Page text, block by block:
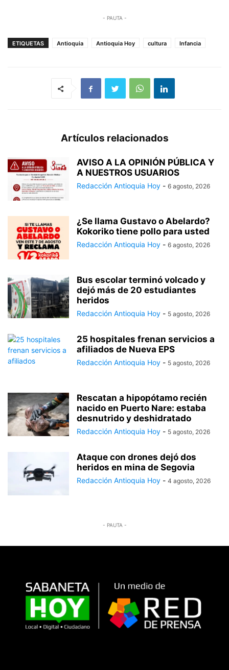
- PAUTA -
ETIQUETAS Antioquia Antioquia Hoy cultura Infancia
Artículos relacionados
AVISO A LA OPINIÓN PÚBLICA Y
A NUESTROS USUARIOS
Redacción Antioquia Hoy - 6 agosto, 2026
¿Se llama Gustavo o Abelardo?
Kokoriko tiene pollo para usted
Redacción Antioquia Hoy - 6 agosto, 2026
Bus escolar terminó volcado y
dejó más de 20 estudiantes
heridos
Redacción Antioquia Hoy - 5 agosto, 2026
25 hospitales frenan servicios a
afiliados de Nueva EPS
Redacción Antioquia Hoy - 5 agosto, 2026
Rescatan a hipopótamo recién
nacido en Puerto Nare: estaba
desnutrido y deshidratado
Redacción Antioquia Hoy - 5 agosto, 2026
Ataque con drones dejó dos
heridos en mina de Segovia
Redacción Antioquia Hoy - 4 agosto, 2026
- PAUTA -